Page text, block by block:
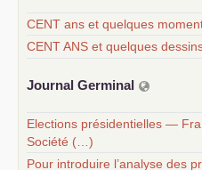
CENT ans et quelques
CENT ANS et quelques
Journal Germinal
Elections présidentielles —
Société (…)
Pour introduire l’analyse des